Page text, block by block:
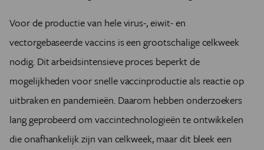
Voor de productie van hele virus-, eiwit- en
vectorgebaseerde vaccins is een grootschalige celkweek
nodig. Dit arbeidsintensieve proces beperkt de
mogelijkheden voor snelle vaccinproductie als reactie op
uitbraken en pandemieën. Daarom hebben onderzoekers
lang geprobeerd om vaccintechnologieën te ontwikkelen
die onafhankelijk zijn van celkweek, maar dit bleek een